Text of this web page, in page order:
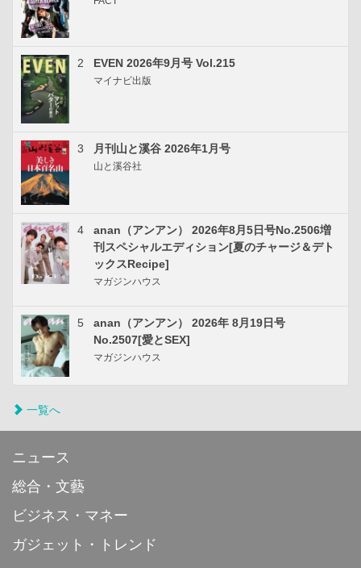
2 EVEN 2026年9月号 Vol.215
マイナビ出版
3 月刊山と溪谷 2026年1月号
山と溪谷社
4
anan（アンアン） 2026年8月5日号No.2506増
刊スペシャルエディション[夏のチャージ＆デト
ックスRecipe]
マガジンハウス
5
anan（アンアン） 2026年 8月19日号
No.2507[愛とSEX]
マガジンハウス
一覧へ
ニュース
総合・文藝
ビジネス・マネー
ガジェット・トレンド